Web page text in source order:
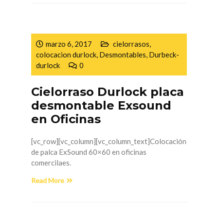
marzo 6, 2017 cielorrasos
colocacion durlock Desmontables Durbeck-
durlock
0
Cielorraso Durlock placa
desmontable Exsound
en Oficinas
[vc_row][vc_column][vc_column_text]Colocación
de palca ExSound 60×60 en oficinas
comercilaes.
Read More